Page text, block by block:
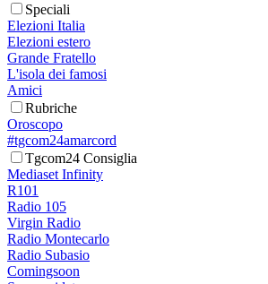
Speciali
Elezioni Italia
Elezioni estero
Grande Fratello
L'isola dei famosi
Amici
Rubriche
Oroscopo
#tgcom24amarcord
Tgcom24 Consiglia
Mediaset Infinity
R101
Radio 105
Virgin Radio
Radio Montecarlo
Radio Subasio
Comingsoon